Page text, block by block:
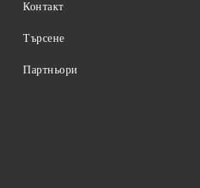
Контакт
Търсене
Партньори